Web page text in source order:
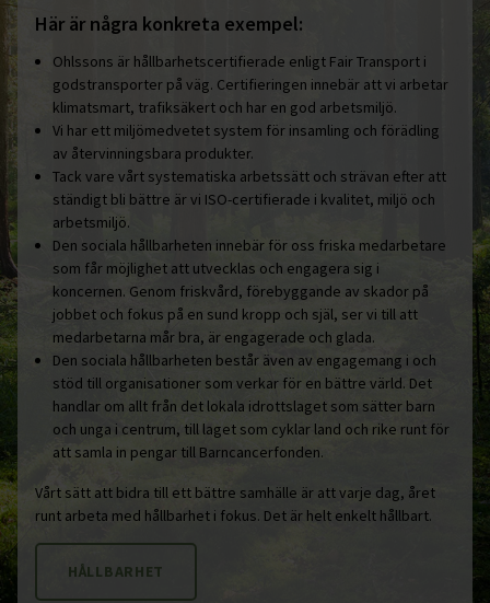
Här är några konkreta exempel:
Ohlssons är hållbarhetscertifierade enligt Fair Transport i
godstransporter på väg. Certifieringen innebär att vi arbetar
klimatsmart, trafiksäkert och har en god arbetsmiljö.
Vi har ett miljömedvetet system för insamling och förädling
av återvinningsbara produkter.
Tack vare vårt systematiska arbetssätt och strävan efter att
ständigt bli bättre är vi ISO-certifierade i kvalitet, miljö och
arbetsmiljö.
Den sociala hållbarheten innebär för oss friska medarbetare
som får möjlighet att utvecklas och engagera sig i
koncernen. Genom friskvård, förebyggande av skador på
jobbet och fokus på en sund kropp och själ, ser vi till att
medarbetarna mår bra, är engagerade och glada.
Den sociala hållbarheten består även av engagemang i och
stöd till organisationer som verkar för en bättre värld. Det
handlar om allt från det lokala idrottslaget som sätter barn
och unga i centrum, till laget som cyklar land och rike runt för
att samla in pengar till Barncancerfonden.
Vårt sätt att bidra till ett bättre samhälle är att varje dag, året
runt arbeta med hållbarhet i fokus. Det är helt enkelt hållbart.
HÅLLBARHET